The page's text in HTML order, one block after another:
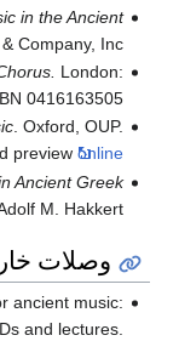
in the Ancient
Company, Inc.
London:
0416163505.
. Oxford, OUP.
preview online.
Ancient Greek
M. Hakkert.
وصلات
ancient music:
and lectures.